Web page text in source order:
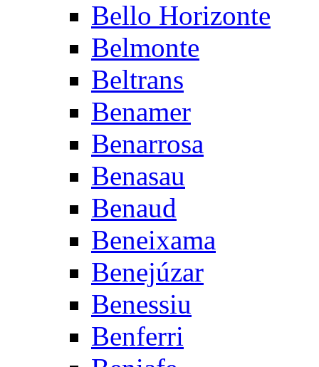
Bello Horizonte
Belmonte
Beltrans
Benamer
Benarrosa
Benasau
Benaud
Beneixama
Benejúzar
Benessiu
Benferri